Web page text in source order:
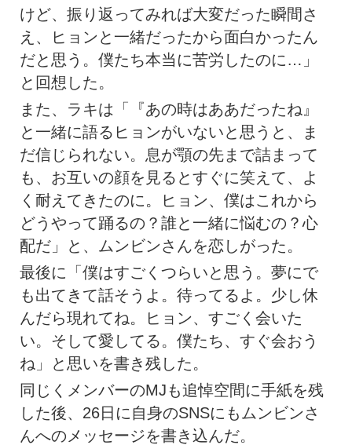
けど、振り返ってみれば大変だった瞬間さ
え、ヒョンと一緒だったから面白かったん
だと思う。僕たち本当に苦労したのに…」
と回想した。
また、ラキは「『あの時はああだったね』
と一緒に語るヒョンがいないと思うと、ま
だ信じられない。息が顎の先まで詰まって
も、お互いの顔を見るとすぐに笑えて、よ
く耐えてきたのに。ヒョン、僕はこれから
どうやって踊るの？誰と一緒に悩むの？心
配だ」と、ムンビンさんを恋しがった。
最後に「僕はすごくつらいと思う。夢にで
も出てきて話そうよ。待ってるよ。少し休
んだら現れてね。ヒョン、すごく会いた
い。そして愛してる。僕たち、すぐ会おう
ね」と思いを書き残した。
同じくメンバーのMJも追悼空間に手紙を残
した後、26日に自身のSNSにもムンビンさ
んへのメッセージを書き込んだ。